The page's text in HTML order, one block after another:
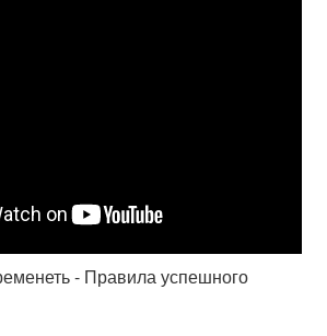
- Правила успешного